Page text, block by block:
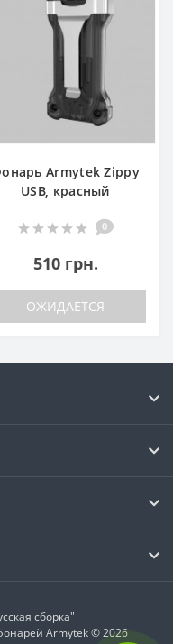
Armytek Zippy
USB, красный
0
510 грн.
ОЖИДАЕТСЯ
сборка"
Armytek © 2026